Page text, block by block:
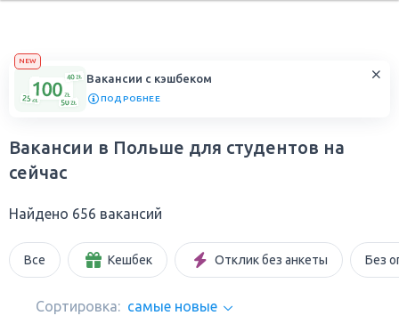
NEW
Вакансии с кэшбеком
ПОДРОБНЕЕ
Вакансии в Польше для студентов на
сейчас
Найдено 656 вакансий
Все Кешбек Отклик без анкеты Без
Сортировка: самые новые